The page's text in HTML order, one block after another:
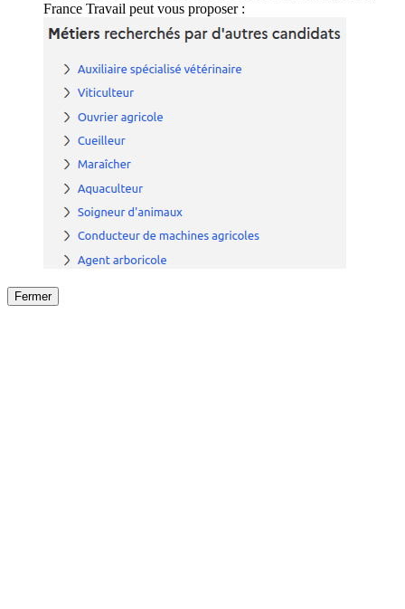
France Travail peut vous proposer :
Fermer